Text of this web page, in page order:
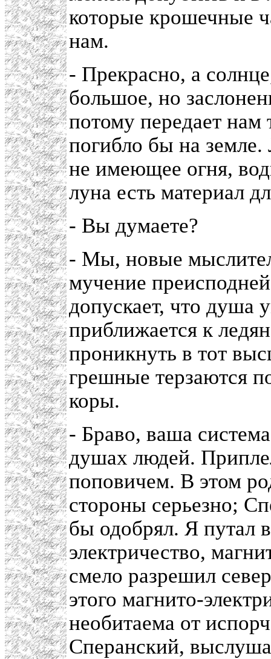
которые крошечные
нам.
- Прекрасно, а
большое, но
потому передает нам
погибло бы на земле.
не имеющее огня,
луна есть материал
- Вы думаете?
- Мы, новые
мучение
допускает, что душа
приближается к
проникнуть в тот
грешные терзаются
коры.
- Браво, ваша
душах людей.
поповичем. В этом
стороны серьезно;
бы одобрял. Я путал
электричество,
смело разрешил
этого магнито-
необитаема от
Сперанский,